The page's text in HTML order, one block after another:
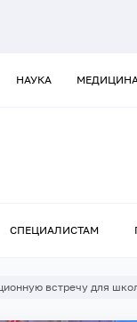
НАУКА
СПЕЦИАЛИСТАМ
встречу для